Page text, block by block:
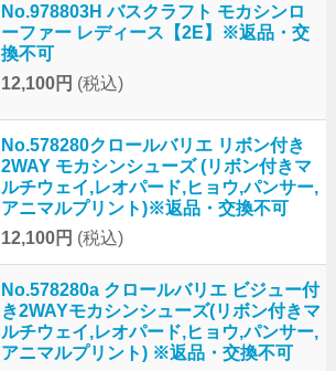
No.978803H バスクラフト モカシンロ
ーファー レディース【2E】※返品・交
換不可
12,100円 (税込)
No.578280クロールバリエ リボン付き
2WAY モカシンシューズ (リボン付きマ
ルチウェイ,レオパード,ヒョウ,パンサー,
アニマルプリント)※返品・交換不可
12,100円 (税込)
No.578280a クロールバリエ ビジュー付
き2WAYモカシンシューズ(リボン付きマ
ルチウェイ,レオパード,ヒョウ,パンサー,
アニマルプリント) ※返品・交換不可